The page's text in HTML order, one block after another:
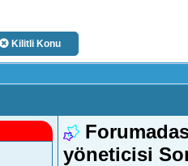
Kilitli Konu
yöneticisi